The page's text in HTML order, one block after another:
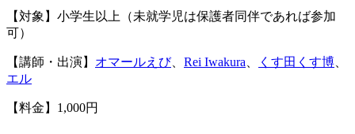
【対象】小学生以上（未就学児は保護者同伴であれば参加
可）
【講師・出演】 オマールえび、 Rei Iwakura くす田くす博
エル
【料金】1,000円